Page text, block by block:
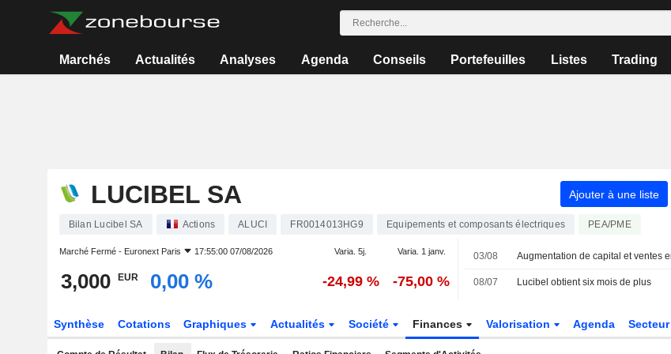
Marchés Actualités Analyses Agenda Conseils Portefeuilles Listes Trading
LUCIBEL SA Ajouter à une liste
Bilan Lucibel SA Actions ALUCI FR0014013HG9 Equipements et composants électriques PEA/PME
Marché Fermé - Euronext Paris 17:55:00 07/08/2026 Varia. 5j. Varia. 1 janv.
3,000 EUR 0,00 % -24,99 % -75,00 %
03/08
08/07 Lucibel obtient six mois de plus
Synthèse Cotations Graphiques Actualités Société Finances Valorisation Agenda Secteur